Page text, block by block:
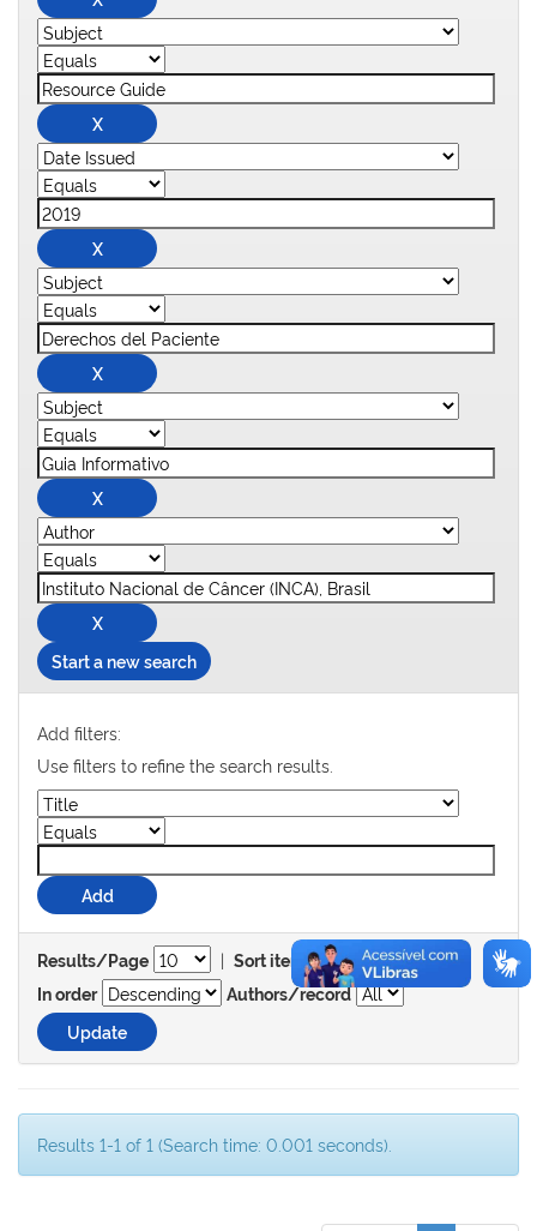
Start a new search
Add filters:
Use filters to refine the search results.
Results/Page | Sort items by
In order
Authors/record
Results 1-1 of 1 (Search time: 0.001 seconds).